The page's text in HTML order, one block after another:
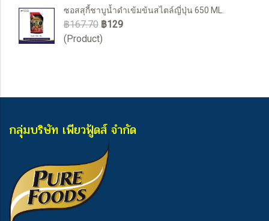
ซอสสุกี้ชาบูน้ำดำเข้มข้นสไตล์ญี่ปุ่น 650 ML.
฿167.70 ฿129
(Product)
กลุ่มบริษัท เพียวฟู้ดส์ จำกัด